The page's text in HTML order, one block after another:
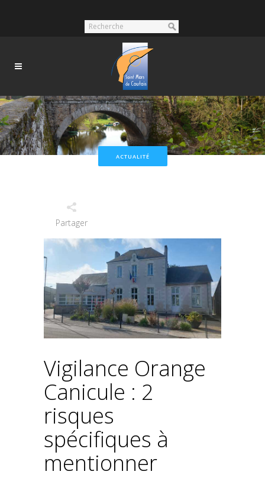
ACTUALITÉ
Partager
Vigilance Orange
Canicule : 2
risques
spécifiques à
mentionner